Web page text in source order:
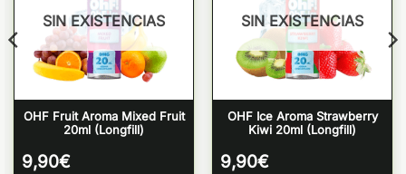
SIN EXISTENCIAS
OHF Fruit Aroma Mixed Fruit
20ml (Longfill)
9,90€
SIN EXISTENCIAS
OHF Ice Aroma Strawberry
Kiwi 20ml (Longfill)
9,90€